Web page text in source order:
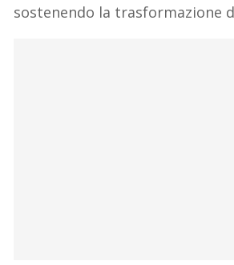
sostenendo la trasformazione